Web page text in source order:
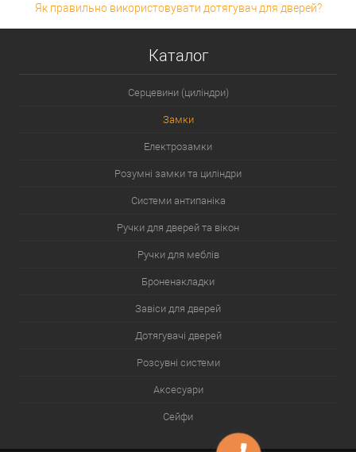
Як правильно використовувати дотягувач для дверей?
Каталог
Серцевини (циліндри)
Замки
Електрозамки
Розумні замки та циліндри
Системи антипаніка
Ручки для дверей та вікон
Ручки для меблів
Броненакладки
Завіси для дверей
Дотягувачі дверей
Розсувні системи
Аксесуари
Сейфи